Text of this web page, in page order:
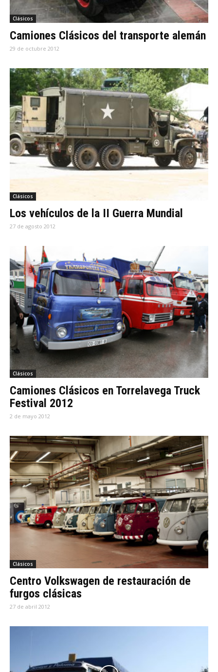
Clásicos
Camiones Clásicos del transporte alemán
29 de octubre 2012
Clásicos
Los vehículos de la II Guerra Mundial
27 de agosto 2012
Clásicos
Camiones Clásicos en Torrelavega Truck
Festival 2012
2 de mayo 2012
Clásicos
Centro Volkswagen de restauración de
furgos clásicas
27 de abril 2012